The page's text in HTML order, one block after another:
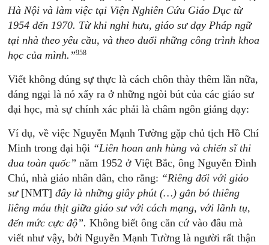
Hà Nội và làm việc tại Viện Nghiên Cứu Giáo Dục từ
1954 đến 1970. Từ khi nghỉ hưu, giáo sư dạy Pháp ngữ
tại nhà theo yêu cầu, và theo đuổi những công trình khoa
học của mình.”958
Viết không đúng sự thực là cách chôn thày thêm lần nữa,
đáng ngại là nó xẩy ra ở những ngòi bút của các giáo sư
đại học, mà sự chính xác phải là châm ngôn giảng dạy:
Ví dụ, về việc Nguyễn Mạnh Tường gặp chủ tịch Hồ Chí
Minh trong đại hội “Liên hoan anh hùng và chiến sĩ thi
đua toàn quốc” năm 1952 ở Việt Bắc, ông Nguyễn Đình
Chú, nhà giáo nhân dân, cho rằng: “Riêng đối với giáo
sư[NMT]đây là những giây phút (…) gắn bó thiêng
liêng máu thịt giữa giáo sư với cách mạng, với lãnh tụ,
đến mức cực độ”. Không biết ông căn cứ vào đâu mà
viết như vậy, bởi Nguyễn Mạnh Tường là người rất thận